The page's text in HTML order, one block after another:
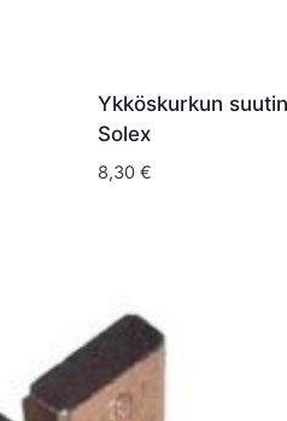
Ykköskurkun
Solex
8,30 €